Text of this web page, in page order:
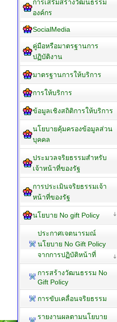
การเสริมสร้างวัฒนธรรม
องค์กร
SocialMedia
คู่มือหรือมาตรฐานการ
ปฏิบัติงาน
มาตรฐานการให้บริการ
การให้บริการ
ข้อมูลเชิงสถิติการให้บริการ
นโยบายคุ้มครองข้อมูลส่วน
บุคคล
ประมวลจริยธรรมสำหรับ
เจ้าหน้าที่ของรัฐ
การประเมินจริยธรรมเจ้า
หน้าที่ของรัฐ
นโยบาย No gift Policy
ประกาศเจตนารมณ์
นโยบาย No Gift Policy
จากการปฏิบัติหน้าที่
การสร้างวัฒนธรรม No
Gift Policy
การขับเคลื่อนจริยธรรม
รายงานผลตามนโยบาย